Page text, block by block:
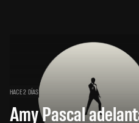
HACE 2 DÍAS
Amy Pascal